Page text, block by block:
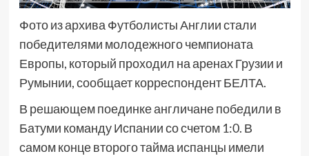
Фото из архива Футболисты Англии стали
победителями молодежного чемпионата
Европы, который проходил на аренах Грузии и
Румынии, сообщает корреспондент БЕЛТА.
В решающем поединке англичане победили в
Батуми команду Испании со счетом 1:0. В
самом конце второго тайма испанцы имели